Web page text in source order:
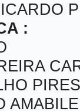
:
PIRES
AMABILE